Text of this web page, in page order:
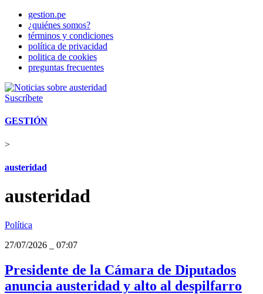
gestion.pe
¿quiénes somos?
términos y condiciones
política de privacidad
politica de cookies
preguntas frecuentes
Suscríbete
GESTIÓN
>
austeridad
austeridad
Política
27/07/2026
07:07
Presidente de la Cámara de Diputados
anuncia austeridad y alto al despilfarro